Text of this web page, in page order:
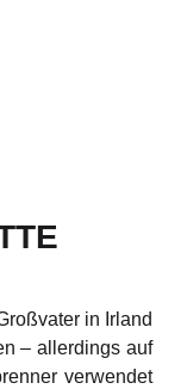
in Irland
– allerdings auf
verwendet